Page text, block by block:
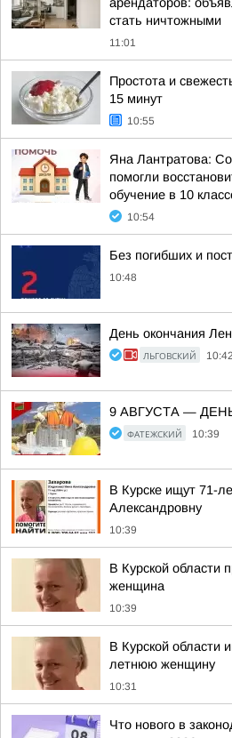
стать ничтожными
11:01
Простота и
15 минут
10:55
Яна Лантратова:
помогли
обучение в 10
10:54
Без погибших и
10:48
День окончания
ЛЬГОВСКИЙ 10:42
9 АВГУСТА —
ФАТЕЖСКИЙ 10:39
В Курске ищут 71-
Александровну
10:39
В Курской области
женщина
10:39
В Курской области
летнюю женщину
10:31
Что нового в